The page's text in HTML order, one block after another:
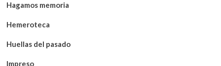
Hagamos memoria
Hemeroteca
Huellas del pasado
Impreso